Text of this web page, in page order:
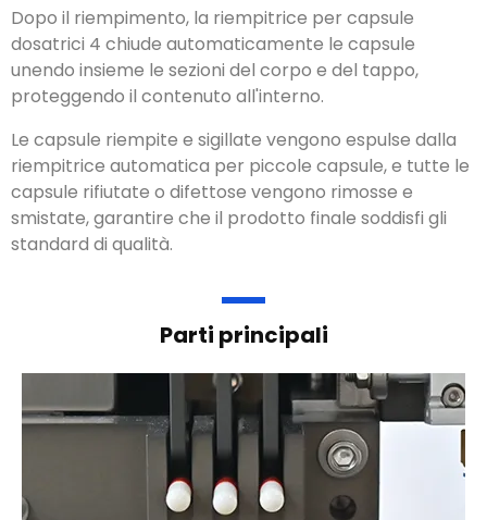
Dopo il riempimento, la riempitrice per capsule
dosatrici 4 chiude automaticamente le capsule
unendo insieme le sezioni del corpo e del tappo,
proteggendo il contenuto all'interno.
Le capsule riempite e sigillate vengono espulse dalla
riempitrice automatica per piccole capsule, e tutte le
capsule rifiutate o difettose vengono rimosse e
smistate, garantire che il prodotto finale soddisfi gli
standard di qualità.
Parti principali